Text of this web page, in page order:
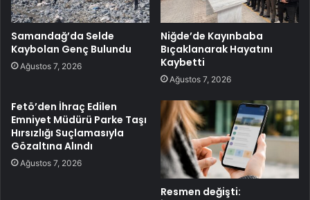
Samandağ’da Selde
Kaybolan Genç Bulundu
Ağustos 7, 2026
Niğde’de Kayınbaba
Bıçaklanarak Hayatını
Kaybetti
Ağustos 7, 2026
Fetö’den İhraç Edilen
Emniyet Müdürü Parke Taşı
Hırsızlığı Suçlamasıyla
Gözaltına Alındı
Ağustos 7, 2026
Resmen değişti: